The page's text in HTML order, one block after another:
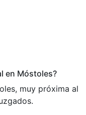
en Móstoles?
muy próxima al